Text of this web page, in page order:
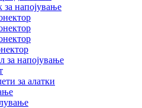
напојување
за напојување
за алатки